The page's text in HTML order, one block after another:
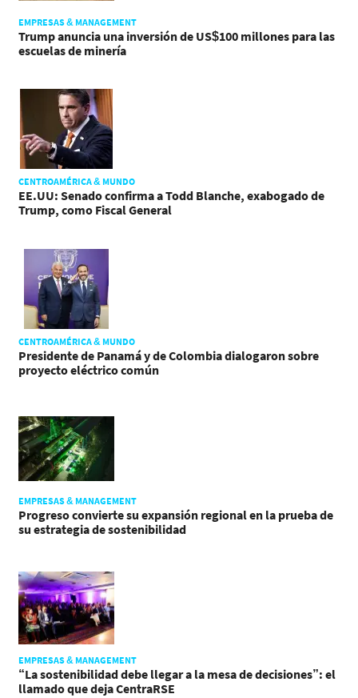
EMPRESAS & MANAGEMENT
Trump anuncia una inversión de US$100 millones para las
escuelas de minería
CENTROAMÉRICA & MUNDO
EE.UU: Senado confirma a Todd Blanche, exabogado de
Trump, como Fiscal General
CENTROAMÉRICA & MUNDO
Presidente de Panamá y de Colombia dialogaron sobre
proyecto eléctrico común
EMPRESAS & MANAGEMENT
Progreso convierte su expansión regional en la prueba de
su estrategia de sostenibilidad
EMPRESAS & MANAGEMENT
“La sostenibilidad debe llegar a la mesa de decisiones”: el
llamado que deja CentraRSE